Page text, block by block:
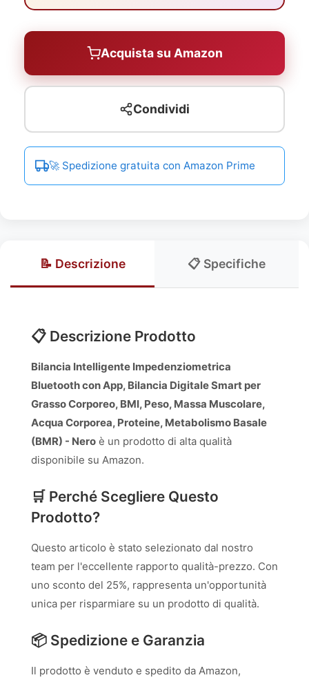
Acquista su Amazon
Condividi
🚀 Spedizione gratuita con Amazon Prime
📝 Descrizione 📋 Specifiche
📋 Descrizione Prodotto
Bilancia Intelligente Impedenziometrica
Bluetooth con App, Bilancia Digitale Smart per
Grasso Corporeo, BMI, Peso, Massa Muscolare,
Acqua Corporea, Proteine, Metabolismo Basale
(BMR) - Nero è un prodotto di alta qualità
disponibile su Amazon.
🛒 Perché Scegliere Questo
Prodotto?
Questo articolo è stato selezionato dal nostro
team per l'eccellente rapporto qualità-prezzo. Con
uno sconto del 25%, rappresenta un'opportunità
unica per risparmiare su un prodotto di qualità.
📦 Spedizione e Garanzia
Il prodotto è venduto e spedito da Amazon,